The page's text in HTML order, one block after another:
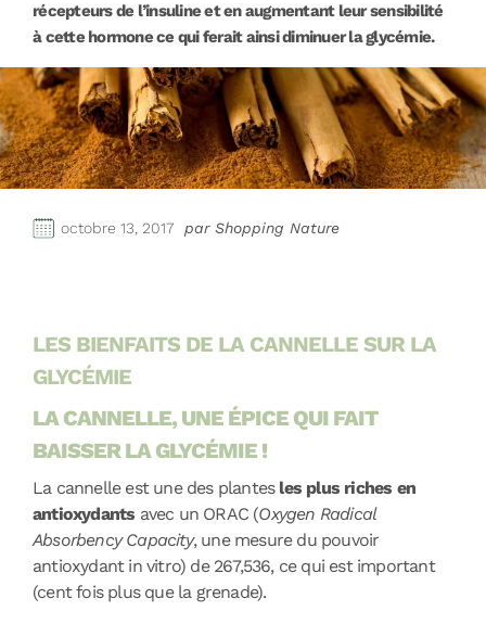
récepteurs de l’insuline et en augmentant leur sensibilité
à cette hormone ce qui ferait ainsi diminuer la glycémie.
octobre 13, 2017 par Shopping Nature
LES BIENFAITS DE LA CANNELLE SUR LA
GLYCÉMIE
LA CANNELLE, UNE ÉPICE QUI FAIT
BAISSER LA GLYCÉMIE !
La cannelle est une des plantes les plus riches en
antioxydants avec un ORAC (Oxygen Radical
Absorbency Capacity, une mesure du pouvoir
antioxydant in vitro) de 267,536, ce qui est important
(cent fois plus que la grenade).